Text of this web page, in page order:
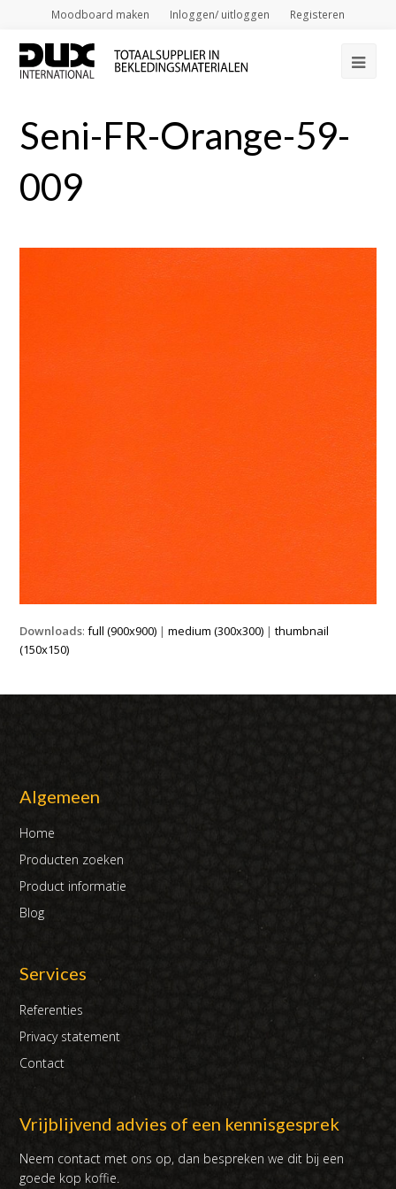
Moodboard maken Inloggen/ uitloggen Registeren
Seni-FR-Orange-59-
009
Downloads:full (900x900) |medium (300x300) |thumbnail
(150x150)
Algemeen
Home
Producten zoeken
Product informatie
Blog
Services
Referenties
Privacy statement
Contact
Vrijblijvend advies of een kennisgesprek
Neem contact met ons op, dan bespreken we dit bij een
goede kop koffie.